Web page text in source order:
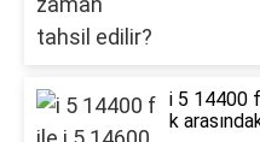
i 5 14400
k